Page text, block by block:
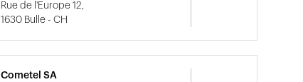
Rue de l'Europe 12,
1630 Bulle - CH
Cometel SA